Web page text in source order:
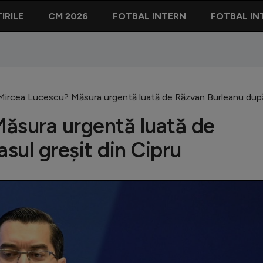
CM 2026 FOTBAL INTERN FOTBAL
Lucescu? Măsura urgentă luată de Răzvan Burleanu
urgentă luată de
greșit din Cipru